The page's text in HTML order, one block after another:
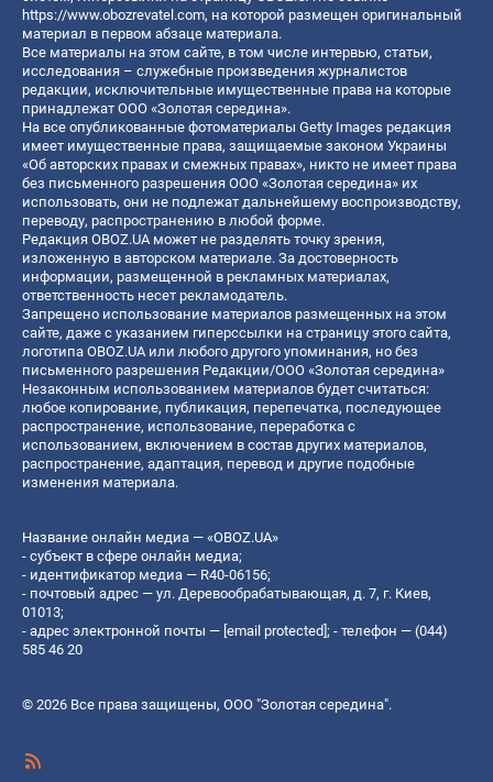
https://www.obozrevatel.com, на которой размещен оригинальный
материал в первом абзаце материала.
Все материалы на этом сайте, в том числе интервью, статьи,
исследования – служебные произведения журналистов
редакции, исключительные имущественные права на которые
принадлежат ООО «Золотая середина».
На все опубликованные фотоматериалы Getty Images редакция
имеет имущественные права, защищаемые законом Украины
«Об авторских правах и смежных правах», никто не имеет права
без письменного разрешения ООО «Золотая середина» их
использовать, они не подлежат дальнейшему воспроизводству,
переводу, распространению в любой форме.
Редакция OBOZ.UA может не разделять точку зрения,
изложенную в авторском материале. За достоверность
информации, размещенной в рекламных материалах,
ответственность несет рекламодатель.
Запрещено использование материалов размещенных на этом
сайте, даже с указанием гиперссылки на страницу этого сайта,
логотипа OBOZ.UA или любого другого упоминания, но без
письменного разрешения Редакции/ООО «Золотая середина»
Незаконным использованием материалов будет считаться:
любое копирование, публикация, перепечатка, последующее
распространение, использование, переработка с
использованием, включением в состав других материалов,
распространение, адаптация, перевод и другие подобные
изменения материала.
Название онлайн медиа — «OBOZ.UA»
- субъект в сфере онлайн медиа;
- идентификатор медиа — R40-06156;
- почтовый адрес — ул. Деревообрабатывающая, д. 7, г. Киев,
01013;
- адрес электронной почты — [email protected]; - телефон — (044)
585 46 20
© 2026 Все права защищены, ООО "Золотая середина".